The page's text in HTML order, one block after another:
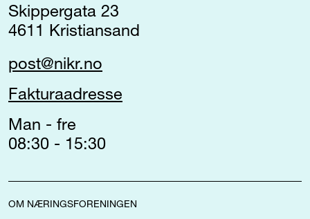
Skippergata 23
4611 Kristiansand
post@nikr.no
Fakturaadresse
Man - fre
08:30 - 15:30
OM NÆRINGSFORENINGEN